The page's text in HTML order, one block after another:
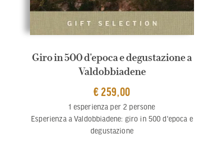
Giro in 500 d'epoca e degustazione a
Valdobbiadene
€ 259,00
1 esperienza per 2 persone
Esperienza a Valdobbiadene: giro in 500 d'epoca e
degustazione